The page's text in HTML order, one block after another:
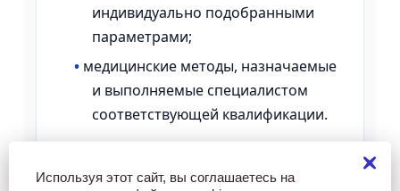
индивидуально подобранными
параметрами;
• медицинские методы, назначаемые
и выполняемые специалистом
соответствующей квалификации.
технологии не должны применяться
Используя этот сайт, вы соглашаетесь на